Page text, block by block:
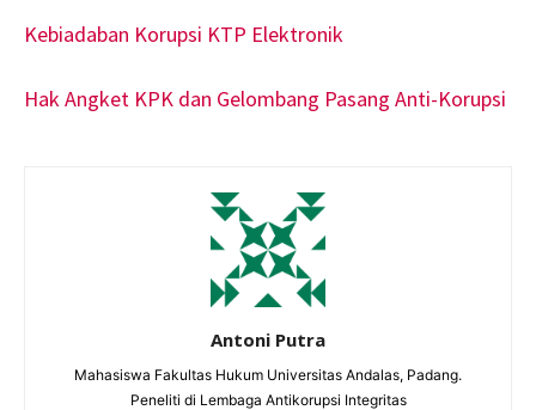
Kebiadaban Korupsi KTP Elektronik
Hak Angket KPK dan Gelombang Pasang Anti-Korupsi
Antoni Putra
Mahasiswa Fakultas Hukum Universitas Andalas, Padang.
Peneliti di Lembaga Antikorupsi Integritas